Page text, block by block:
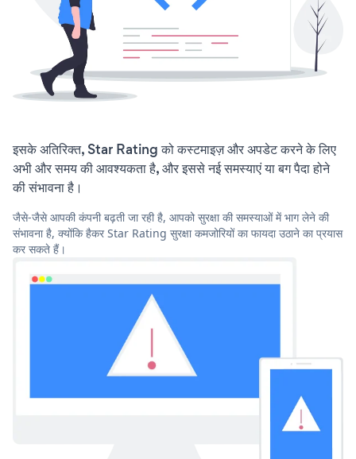
इसके अतिरिक्त, Star Rating को कस्टमाइज़ और अपडेट करने के लिए
अभी और समय की आवश्यकता है, और इससे नई समस्याएं या बग पैदा होने
की संभावना है।
जैसे-जैसे आपकी कंपनी बढ़ती जा रही है, आपको सुरक्षा की समस्याओं में भाग लेने की
संभावना है, क्योंकि हैकर Star Rating सुरक्षा कमजोरियों का फायदा उठाने का प्रयास
कर सकते हैं।